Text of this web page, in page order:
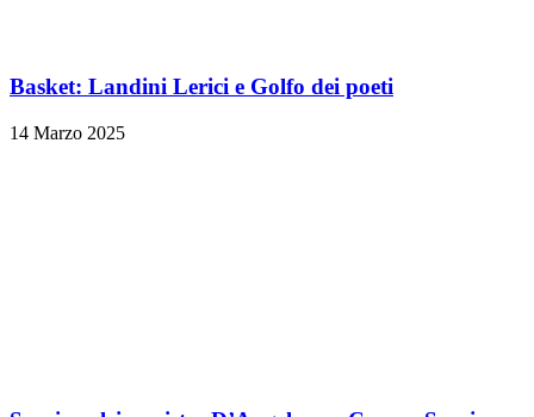
Basket: Landini Lerici e Golfo dei poeti
14 Marzo 2025